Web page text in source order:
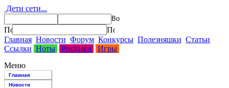
Дети сети...
Главная Новости Форум Конкурсы Полезняшки Статьи
Ссылки Ноты Рисунки
Игры
Меню
Главная
Новости